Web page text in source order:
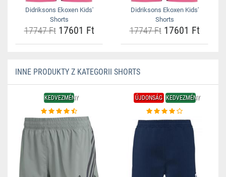
Didriksons Ekoxen Kids'
Shorts
17747 Ft17601 Ft
Didriksons Ekoxen Kids'
Shorts
17747 Ft17601 Ft
INNE PRODUKTY Z KATEGORII SHORTS
KEDVEZMÉNY ÚJDONSÁG KEDVEZMÉNY